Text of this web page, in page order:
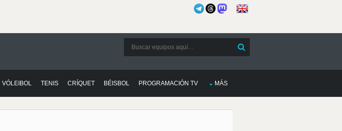
VÓLEIBOL TENIS CRÍQUET BÉISBOL PROGRAMACIÓN TV MÁS